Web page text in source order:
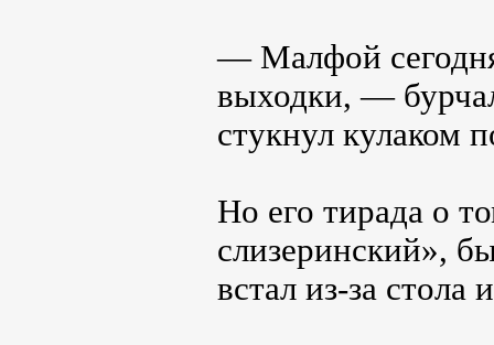
— Малфой сегодня
выходки, —
стукнул кулаком
Но его тирада о
слизеринский»,
встал из-за стола